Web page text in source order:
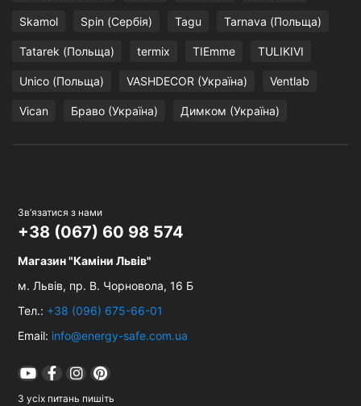
Skamol Spin (Сербія) Tagu Tarnava (Польща)
Tatarek (Польща) termix TIEmme TULIKIVI
Unico (Польща) VASHDECOR (Україна) Ventlab
Vican Браво (Україна) Димком (Україна)
Зв’язатися з нами
+38 (067) 60 98 574
Магазин "Каміни Львів"
м. Львів, пр. В. Чорновола, 16 Б
Тел.: +38 (096) 675-66-01
Email: info@energy-safe.com.ua
З усіх питань пишіть